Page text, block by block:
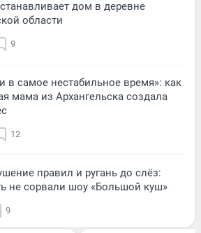
дом в деревне
области
9
в самое нестабильное время»: как
мама из Архангельска создала
12
правил и ругань до слёз:
не сорвали шоу «Большой куш»
9